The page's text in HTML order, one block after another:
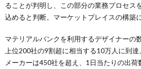
ることが判明し、この部分の業務プロセス
込めると判断。マーケットプレイスの構築
マテリアルバンクを利用するデザイナーの
上位200社の9割超に相当する10万人に到
メーカーは450社を超え、1日当たりの出